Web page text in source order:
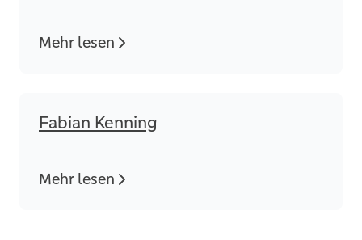
Mehr lesen
Fabian Kenning
Mehr lesen